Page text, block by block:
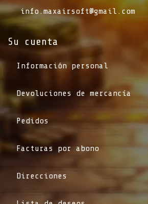
info.maxairsoft@gmail.com
Su cuenta
Información personal
Devoluciones de mercancía
Pedidos
Facturas por abono
Direcciones